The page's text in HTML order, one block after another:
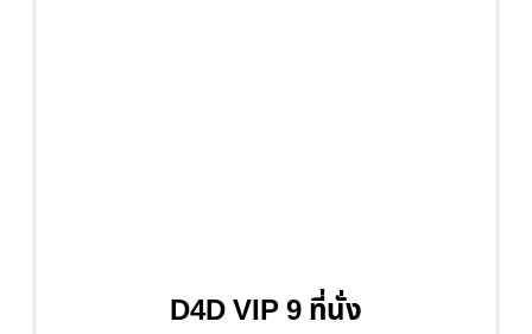
D4D VIP 9 ที่นั่ง